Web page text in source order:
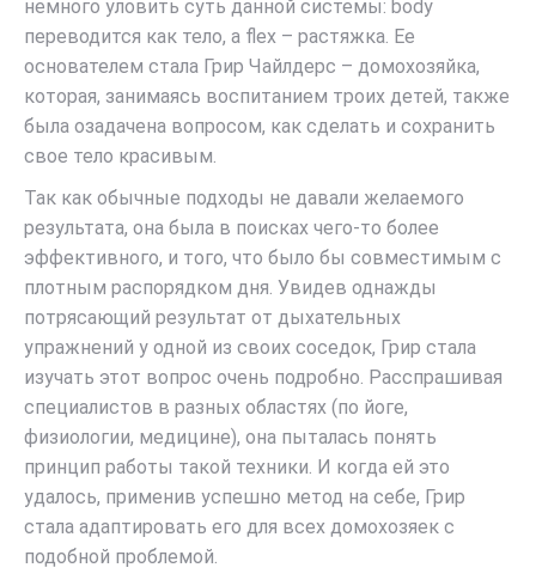
немного уловить суть данной системы: body
переводится как тело, а flex – растяжка. Ее
основателем стала Грир Чайлдерс – домохозяйка,
которая, занимаясь воспитанием троих детей, также
была озадачена вопросом, как сделать и сохранить
свое тело красивым.
Так как обычные подходы не давали желаемого
результата, она была в поисках чего-то более
эффективного, и того, что было бы совместимым с
плотным распорядком дня. Увидев однажды
потрясающий результат от дыхательных
упражнений у одной из своих соседок, Грир стала
изучать этот вопрос очень подробно. Расспрашивая
специалистов в разных областях (по йоге,
физиологии, медицине), она пыталась понять
принцип работы такой техники. И когда ей это
удалось, применив успешно метод на себе, Грир
стала адаптировать его для всех домохозяек с
подобной проблемой.